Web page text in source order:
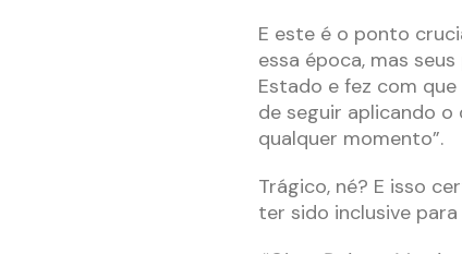
E este é o ponto
essa época, mas
Estado e fez com
de seguir aplicando
qualquer momento”.
Trágico, né? E isso
ter sido inclusive para